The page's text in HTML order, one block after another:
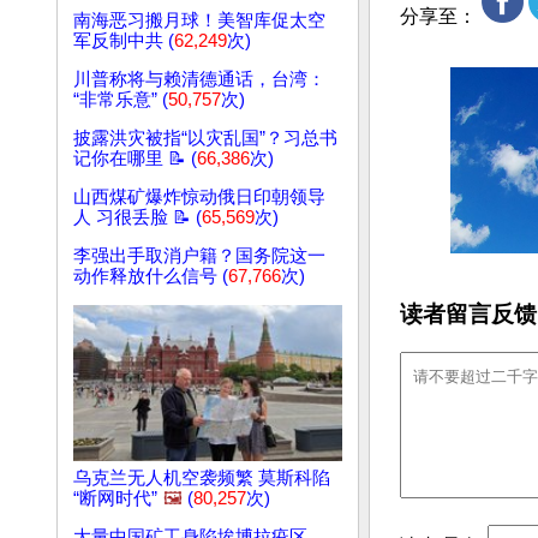
南海恶习搬月球！美智库促太空
军反制中共 (62,249次)
川普称将与赖清德通话，台湾：
“非常乐意” (50,757次)
披露洪灾被指“以灾乱国”？习总书
记你在哪里 📝 (66,386次)
山西煤矿爆炸惊动俄日印朝领导
人 习很丢脸 📝 (65,569次)
李强出手取消户籍？国务院这一
动作释放什么信号 (67,766次)
乌克兰无人机空袭频繁 莫斯科陷
“断网时代” 🖼️ (80,257次)
分享至：
读者留言反